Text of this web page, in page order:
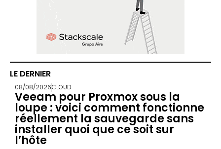
LE DERNIER
08/08/2026CLOUD
Veeam pour Proxmox sous la
loupe : voici comment fonctionne
réellement la sauvegarde sans
installer quoi que ce soit sur
l’hôte